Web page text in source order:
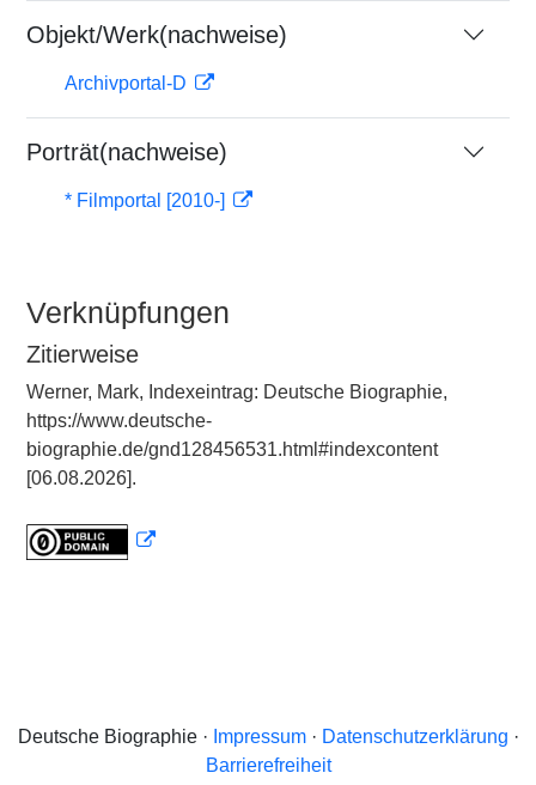
Objekt/Werk(nachweise)
Archivportal-D
Porträt(nachweise)
* Filmportal [2010-]
Verknüpfungen
Zitierweise
Werner, Mark, Indexeintrag: Deutsche Biographie,
https://www.deutsche-
biographie.de/gnd128456531.html#indexcontent
[06.08.2026].
Deutsche Biographie · Impressum· Datenschutzerklärung ·
Barrierefreiheit